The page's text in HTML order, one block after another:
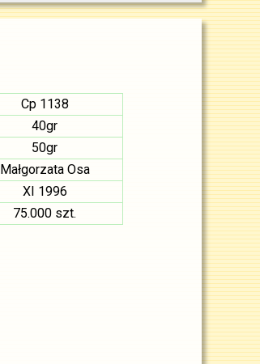
Cp 1138
40gr
50gr
Małgorzata Osa
XI 1996
75.000 szt.